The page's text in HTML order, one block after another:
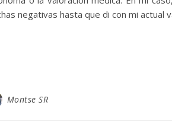
negativas hasta que di con mi actual
Montse SR